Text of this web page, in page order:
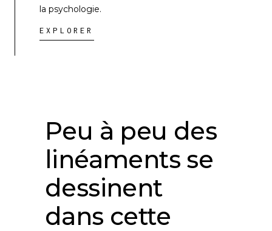
la psychologie.
EXPLORER
Peu à peu des
linéaments se
dessinent
dans cette